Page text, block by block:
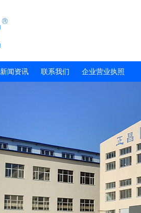
新闻资讯 联系我们 企业营业执照